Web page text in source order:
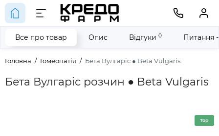
Головна Гомеопатія Бета Вулгаріс ● Beta Vulgaris
Бета Вулгаріс розчин ● Beta Vulgaris
Все про товар Опис Відгуки 0 Питання
Top